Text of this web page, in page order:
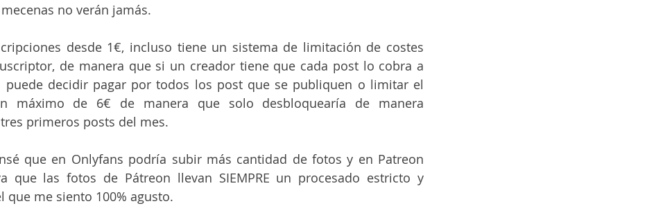
no verán jamás.
desde 1€, incluso tiene un sistema de limitación de costes
de manera que si un creador tiene que cada post lo cobra a
puede decidir pagar por todos los post que se publiquen o limitar el
máximo de 6€ de manera que solo desbloquearía de manera
primeros posts del mes.
que en Onlyfans podría subir más cantidad de fotos y en Patreon
que las fotos de Pátreon llevan SIEMPRE un procesado estricto y
que me siento 100% agusto.